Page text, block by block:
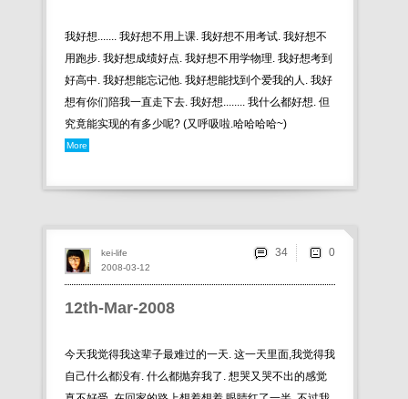
我好想....... 我好想不用上课. 我好想不用考试. 我好想不
用跑步. 我好想成绩好点. 我好想不用学物理. 我好想考到
好高中. 我好想能忘记他. 我好想能找到个爱我的人. 我好
想有你们陪我一直走下去. 我好想........ 我什么都好想. 但
究竟能实现的有多少呢? (又呼吸啦.哈哈哈哈~)
More
12th-Mar-2008
今天我觉得我这辈子最难过的一天. 这一天里面,我觉得我
自己什么都没有. 什么都抛弃我了. 想哭又哭不出的感觉
2008-03-12
kei-life 34